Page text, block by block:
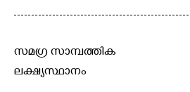
സമഗ്ര സാമ്പത്തിക
ലക്ഷ്യസ്ഥാനം